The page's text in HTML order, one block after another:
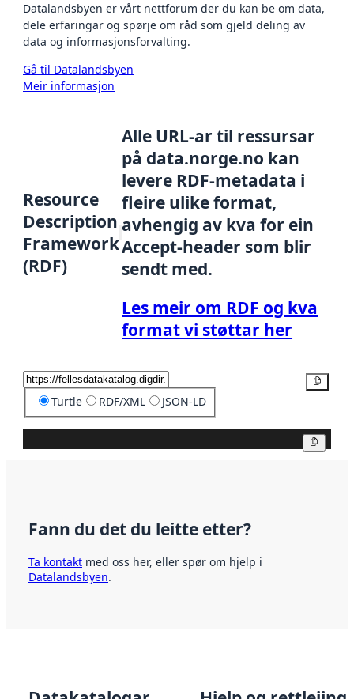
Datalandsbyen er vårt nettforum der du kan be om data,
dele erfaringar og spørje om råd som gjeld deling av
data og informasjonsforvalting.
Gå til Datalandsbyen
Meir informasjon
Resource
Description
Framework
(RDF)
Alle URL-ar til ressursar
på data.norge.no kan
levere RDF-metadata i
fleire ulike format,
avhengig av kva for ein
Accept-header som blir
sendt med.
Les meir om RDF og kva
format vi støttar her
Turtle RDF/XML JSON-LD
Fann du det du leitte etter?
Ta kontakt med oss her, eller spør om hjelp i
Datalandsbyen.